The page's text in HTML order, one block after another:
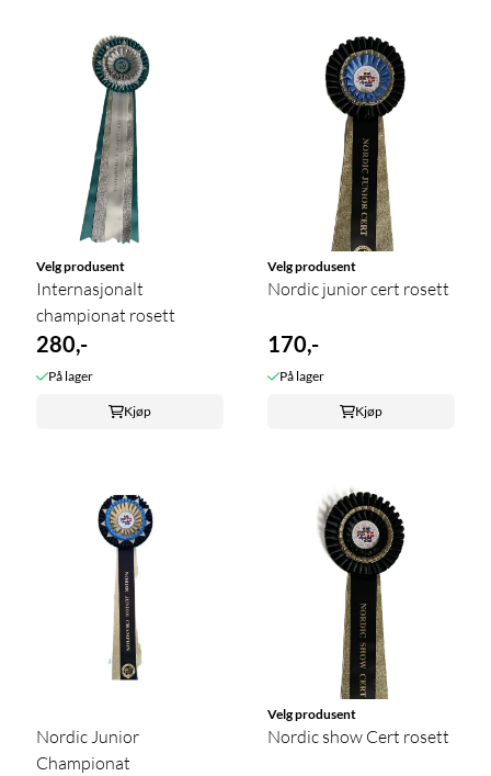
Velg produsent
Internasjonalt
championat rosett
280,-
På lager
Kjøp
Velg produsent
Nordic junior cert rosett
170,-
På lager
Kjøp
Nordic Junior
Championat
Velg produsent
Nordic show Cert rosett